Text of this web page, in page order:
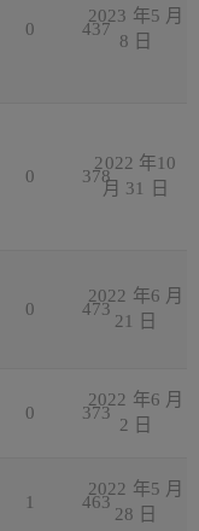
0 437
2023 年5 月
8 日
0 378
2022 年10
月 31 日
0 473
2022 年6 月
21 日
0 373
2022 年6 月
2 日
1 463
2022 年5 月
28 日